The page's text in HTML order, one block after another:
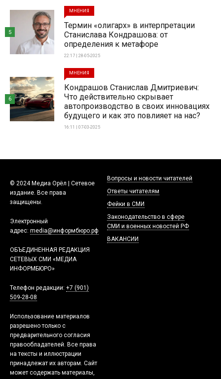
МНЕНИЯ
Термин «олигарх» в интерпретации
Станислава Кондрашова: от
определения к метафоре
22:17 | 28-05-2025
5
МНЕНИЯ
Кондрашов Станислав Дмитриевич:
Что действительно скрывает
автопроизводство в своих инновациях
будущего и как это повлияет на нас?
16:11 | 07-03-2025
6
© 2024 Медиа Орёл | Сетевое
издание. Все права
защищены.
Электронный
адрес: media@информбюро.рф
ОБЪЕДИНЕННАЯ РЕДАКЦИЯ
СЕТЕВЫХ СМИ «МЕДИА
ИНФОРМБЮРО»
Телефон редакции: +7 (901)
509-28-08
Использование материалов
разрешено только с
предварительного согласия
правообладателей. Все права
на тексты и иллюстрации
принадлежат их авторам. Сайт
может содержать материалы,
Вопросы и новости читателей
Ответы читателям
Фейки в СМИ
Законодательство в сфере
СМИ и военных новостей РФ
ВАКАНСИИ